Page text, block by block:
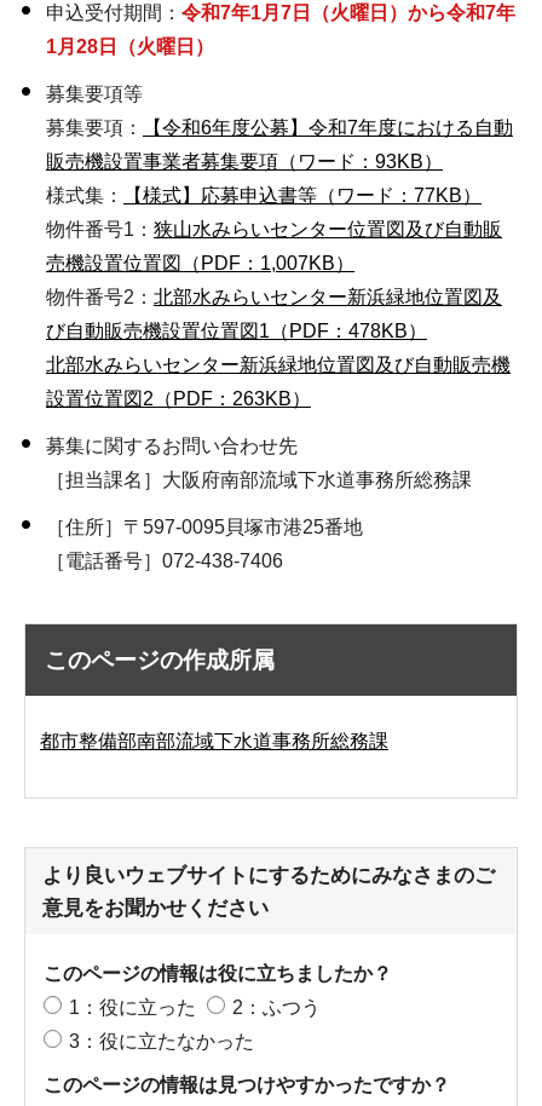
申込受付期間： 令和7年1月7日（火曜日）から令和7年
1月28日（火曜日）
募集要項等
募集要項：
【令和6年度公募】令和7年度における自動
販売機設置事業者募集要項（ワード：93KB）
様式集：
【様式】応募申込書等（ワード：77KB）
物件番号1： 狭山水みらいセンター位置図及び自動販
売機設置位置図（PDF：1,007KB）
物件番号2： 北部水みらいセンター新浜緑地位置図及
び自動販売機設置位置図1（PDF：478KB）
北部水みらいセンター新浜緑地位置図及び自動販売機
設置位置図2（PDF：263KB）
募集に関するお問い合わせ先
［担当課名］大阪府南部流域下水道事務所総務課
［住所］〒597-0095貝塚市港25番地
［電話番号］072-438-7406
このページの作成所属
都市整備部南部流域下水道事務所総務課
より良いウェブサイトにするためにみなさまのご
意見をお聞かせください
このページの情報は役に立ちましたか？
1：役に立った
2：ふつう
3：役に立たなかった
このページの情報は見つけやすかったですか？